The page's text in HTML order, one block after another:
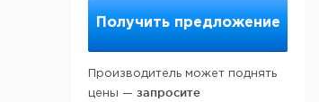
Получить предложение
Производитель может поднять
цены — запросите